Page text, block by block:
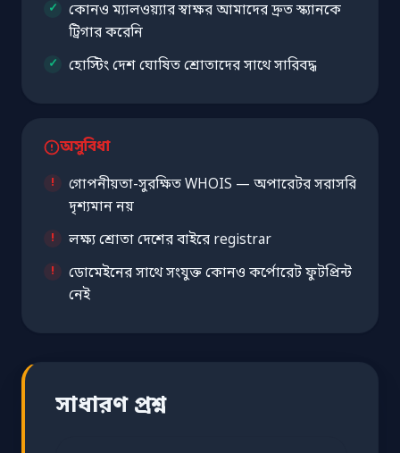
কোনও ম্যালওয়্যার স্বাক্ষর আমাদের দ্রুত স্ক্যানকে
ট্রিগার করেনি
হোস্টিং দেশ ঘোষিত শ্রোতাদের সাথে সারিবদ্ধ
অসুবিধা
গোপনীয়তা-সুরক্ষিত WHOIS — অপারেটর সরাসরি
দৃশ্যমান নয়
লক্ষ্য শ্রোতা দেশের বাইরে registrar
ডোমেইনের সাথে সংযুক্ত কোনও কর্পোরেট ফুটপ্রিন্ট
নেই
সাধারণ প্রশ্ন